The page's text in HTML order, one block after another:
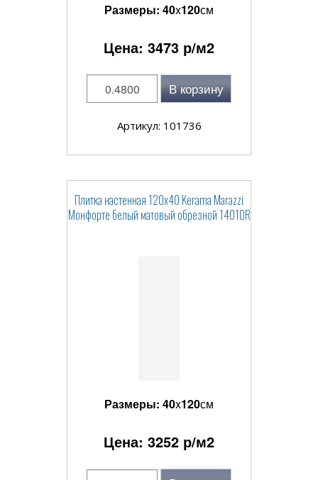
Размеры: 40x120см
Цена: 3473 р/м2
В корзину
Артикул: 101736
Плитка настенная 120x40 Kerama Marazzi
Монфорте белый матовый обрезной 14010R
Размеры: 40x120см
Цена: 3252 р/м2